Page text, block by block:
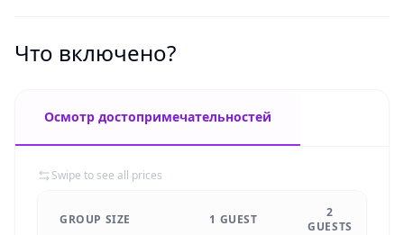
Что включено?
Осмотр достопримечательностей
Swipe to see all prices
GROUP SIZE 1 GUEST
2
GUESTS